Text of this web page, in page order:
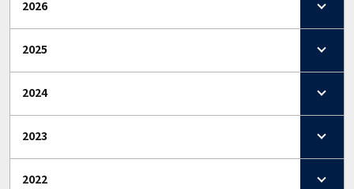
2026
2025
2024
2023
2022